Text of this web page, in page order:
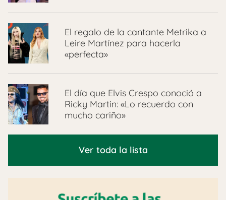
El regalo de la cantante Metrika a
Leire Martínez para hacerla
«perfecta»
El día que Elvis Crespo conoció a
Ricky Martin: «Lo recuerdo con
mucho cariño»
Ver toda la lista